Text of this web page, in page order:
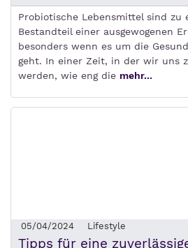
Probiotische Lebensmittel sind zu
Bestandteil einer ausgewogenen
besonders wenn es um die
geht. In einer Zeit, in der wir uns
werden, wie eng die mehr...
05/04/2024 Lifestyle
Tipps für eine